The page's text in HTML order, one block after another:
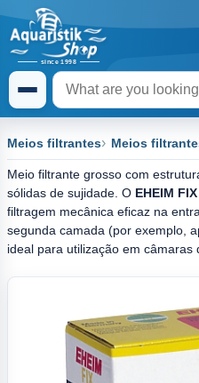
Meios filtrantes Meios
Meio filtrante grosso com
sólidas de sujidade. O EHEIM FIX
filtragem mecânica eficaz na
segunda camada (por exemplo,
ideal para utilização em câmaras